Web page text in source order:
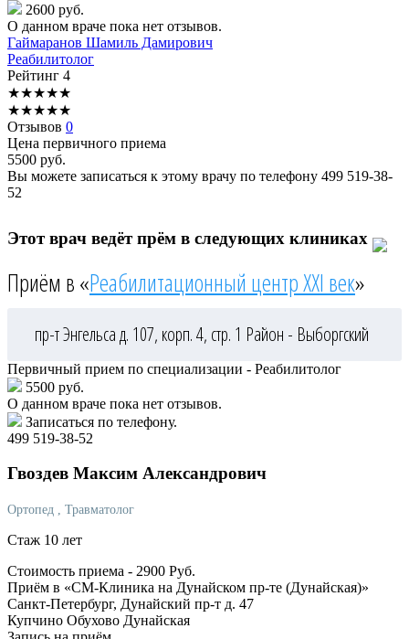
2600 руб.
О данном враче пока нет отзывов.
Гаймаранов Шамиль Дамирович
Реабилитолог
Рейтинг 4
★★★★★
★★★★★
Отзывов 0
Цена первичного приема
5500 руб.
Вы можете записаться к этому врачу по телефону 499 519-38-
52
Этот врач ведёт прём в следующих клиниках
Приём в «Реабилитационный центр XXI век»
пр-т Энгельса д. 107, корп. 4, стр. 1 Район - Выборгский
Первичный прием по специализации - Реабилитолог
5500 руб.
О данном враче пока нет отзывов.
Записаться по телефону.
499 519-38-52
Гвоздев Максим Александрович
Ортопед , Травматолог
Стаж 10 лет
Стоимость приема - 2900 Руб.
Приём в «СМ-Клиника на Дунайском пр-те (Дунайская)»
Санкт-Петербург, Дунайский пр-т д. 47
Купчино Обухово Дунайская